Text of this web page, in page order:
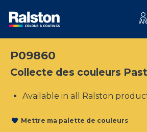
P09860
Collecte des couleurs
Available in all Ralston
Mettre ma palette de couleurs